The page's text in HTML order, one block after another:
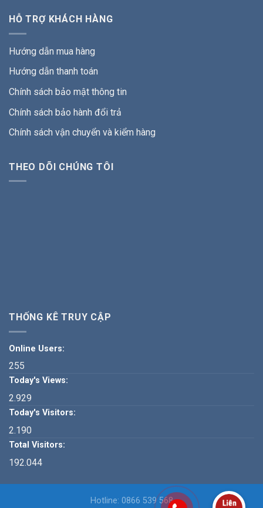
HỖ TRỢ KHÁCH HÀNG
Hướng dẫn mua hàng
Hướng dẫn thanh toán
Chính sách bảo mật thông tin
Chính sách bảo hành đổi trả
Chính sách vận chuyển và kiểm hàng
THEO DÕI CHÚNG TÔI
THỐNG KÊ TRUY CẬP
Online Users:
255
Today's Views:
2.929
Today's Visitors:
2.190
Total Visitors:
192.044
Hotline: 0866 539 568